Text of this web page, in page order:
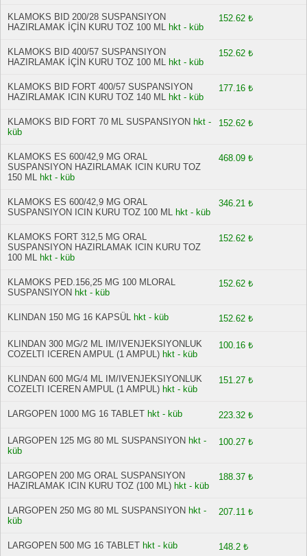
KLAMOKS BID 200/28 SUSPANSIYON
HAZIRLAMAK İÇİN KURU TOZ 100 ML hkt - küb
152.62 ₺
KLAMOKS BID 400/57 SUSPANSIYON
HAZIRLAMAK İÇİN KURU TOZ 100 ML hkt - küb
152.62 ₺
KLAMOKS BID FORT 400/57 SUSPANSIYON
HAZIRLAMAK ICIN KURU TOZ 140 ML hkt - küb
177.16 ₺
KLAMOKS BID FORT 70 ML SUSPANSIYON hkt -
küb
152.62 ₺
KLAMOKS ES 600/42,9 MG ORAL
SUSPANSIYON HAZIRLAMAK ICIN KURU TOZ
150 ML hkt - küb
468.09 ₺
KLAMOKS ES 600/42,9 MG ORAL
SUSPANSIYON ICIN KURU TOZ 100 ML hkt - küb
346.21 ₺
KLAMOKS FORT 312,5 MG ORAL
SUSPANSIYON HAZIRLAMAK ICIN KURU TOZ
100 ML hkt - küb
152.62 ₺
KLAMOKS PED.156,25 MG 100 MLORAL
SUSPANSIYON hkt - küb
152.62 ₺
KLINDAN 150 MG 16 KAPSÜL hkt - küb 152.62 ₺
KLINDAN 300 MG/2 ML IM/IVENJEKSIYONLUK
COZELTI ICEREN AMPUL (1 AMPUL) hkt - küb
100.16 ₺
KLINDAN 600 MG/4 ML IM/IVENJEKSIYONLUK
COZELTI ICEREN AMPUL (1 AMPUL) hkt - küb
151.27 ₺
LARGOPEN 1000 MG 16 TABLET hkt - küb 223.32 ₺
LARGOPEN 125 MG 80 ML SUSPANSIYON hkt -
küb
100.27 ₺
LARGOPEN 200 MG ORAL SUSPANSIYON
HAZIRLAMAK ICIN KURU TOZ (100 ML) hkt - küb
188.37 ₺
LARGOPEN 250 MG 80 ML SUSPANSIYON hkt -
küb
207.11 ₺
LARGOPEN 500 MG 16 TABLET hkt - küb 148.2 ₺